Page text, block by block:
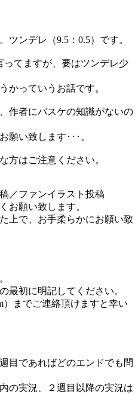
ツンデレ（9.5：0.5）です。
ってますが、要はツンデレ少
かっていうお話です。
作者にバスケの知識がないの
願い致します･･･。
方はご注意ください。
／ファンイラスト投稿
お願い致します。
上で、お手柔らかにお願い致
最初に明記してください。
）までご連絡頂けますと幸い
目であればどのエンドでも問
の実況、２週目以降の実況は